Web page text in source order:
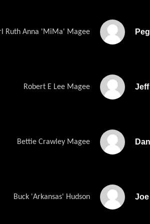
Ruth Anna 'MiMa' Magee
Robert E Lee Magee Jeff
Bettie Crawley Magee
Buck 'Arkansas' Hudson Joe